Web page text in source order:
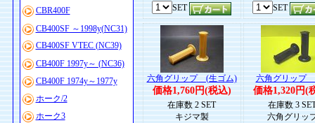
CBR400F
CB400SF ～1998y(NC31)
CB400SF VTEC (NC39)
CB400F 1997y～ (NC36)
CB400F 1974y～1977y
ホーク/2
ホーク3
SET
SET
六角グリップ (生ゴム)
価格1,760円(税込)
在庫数 2 SET
キジマ製
六角グリップ
価格1,320円(
在庫数 3
六角グリッ